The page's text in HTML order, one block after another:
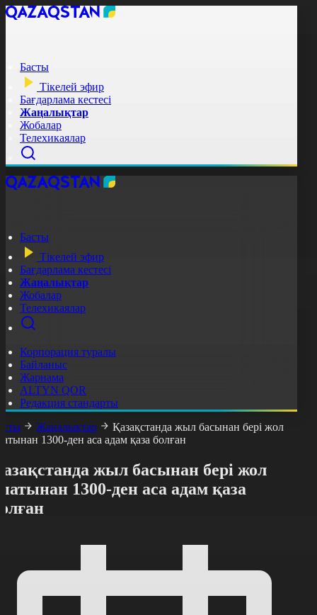
Басты
Тікелей эфир
Бағдарлама кестесі
Жаңалықтар
Жобалар
Телехикаялар
Басты
Тікелей эфир
Бағдарлама кестесі
Жаңалықтар
Жобалар
Телехикаялар
Корпорация туралы
Байланыс
Жарнама
ALTYN QOR
Редакция стандарты
Жаңалықтар
Қазақстанда жыл басынан бері жол
1300-ден аса адам қаза болған
жыл басынан бері жол
1300-ден аса адам қаза